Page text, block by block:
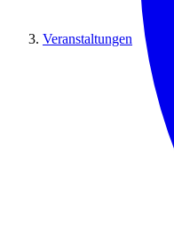
Veranstaltungen